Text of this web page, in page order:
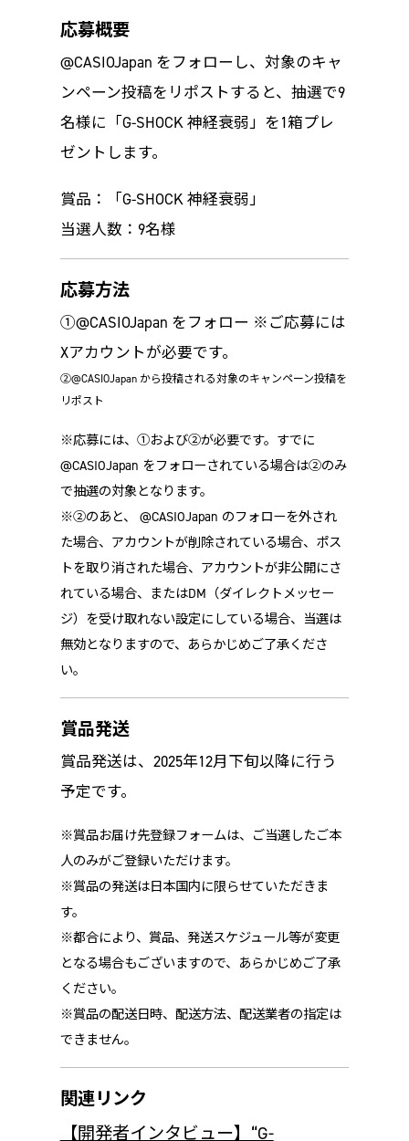
応募概要
@CASIOJapan をフォローし、対象のキャ
ンペーン投稿をリポストすると、抽選で9
名様に「G-SHOCK 神経衰弱」を1箱プレ
ゼントします。
賞品：「G-SHOCK 神経衰弱」
当選人数：9名様
応募方法
①@CASIOJapan をフォロー ※ご応募には
Xアカウントが必要です。
②@CASIOJapan から投稿される対象のキャンペーン投稿を
リポスト
※応募には、①および②が必要です。すでに
@CASIOJapan をフォローされている場合は②のみ
で抽選の対象となります。
※②のあと、 @CASIOJapan のフォローを外され
た場合、アカウントが削除されている場合、ポス
トを取り消された場合、アカウントが非公開にさ
れている場合、またはDM（ダイレクトメッセー
ジ）を受け取れない設定にしている場合、当選は
無効となりますので、あらかじめご了承くださ
い。
賞品発送
賞品発送は、2025年12月下旬以降に行う
予定です。
※賞品お届け先登録フォームは、ご当選したご本
人のみがご登録いただけます。
※賞品の発送は日本国内に限らせていただきま
す。
※都合により、賞品、発送スケジュール等が変更
となる場合もございますので、あらかじめご了承
ください。
※賞品の配送日時、配送方法、配送業者の指定は
できません。
関連リンク
【開発者インタビュー】“G-